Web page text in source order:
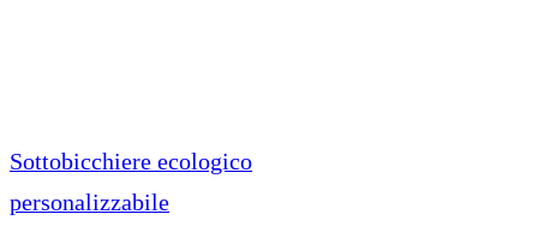
Sottobicchiere ecologico
personalizzabile